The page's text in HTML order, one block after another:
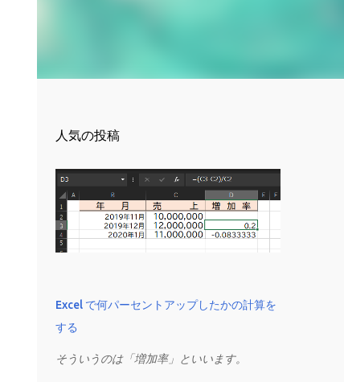
人気の投稿
Excel で何パーセントアップしたかの計算を
する
そういうのは「増加率」といいます。